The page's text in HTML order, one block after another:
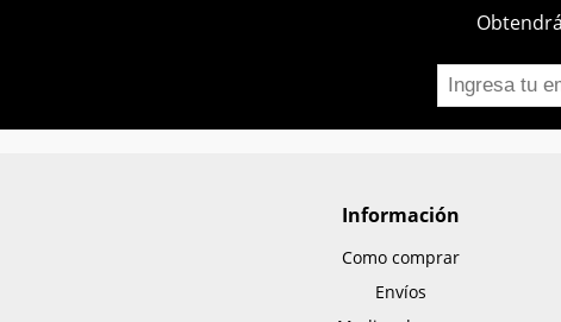
Información
Como comprar
Envíos